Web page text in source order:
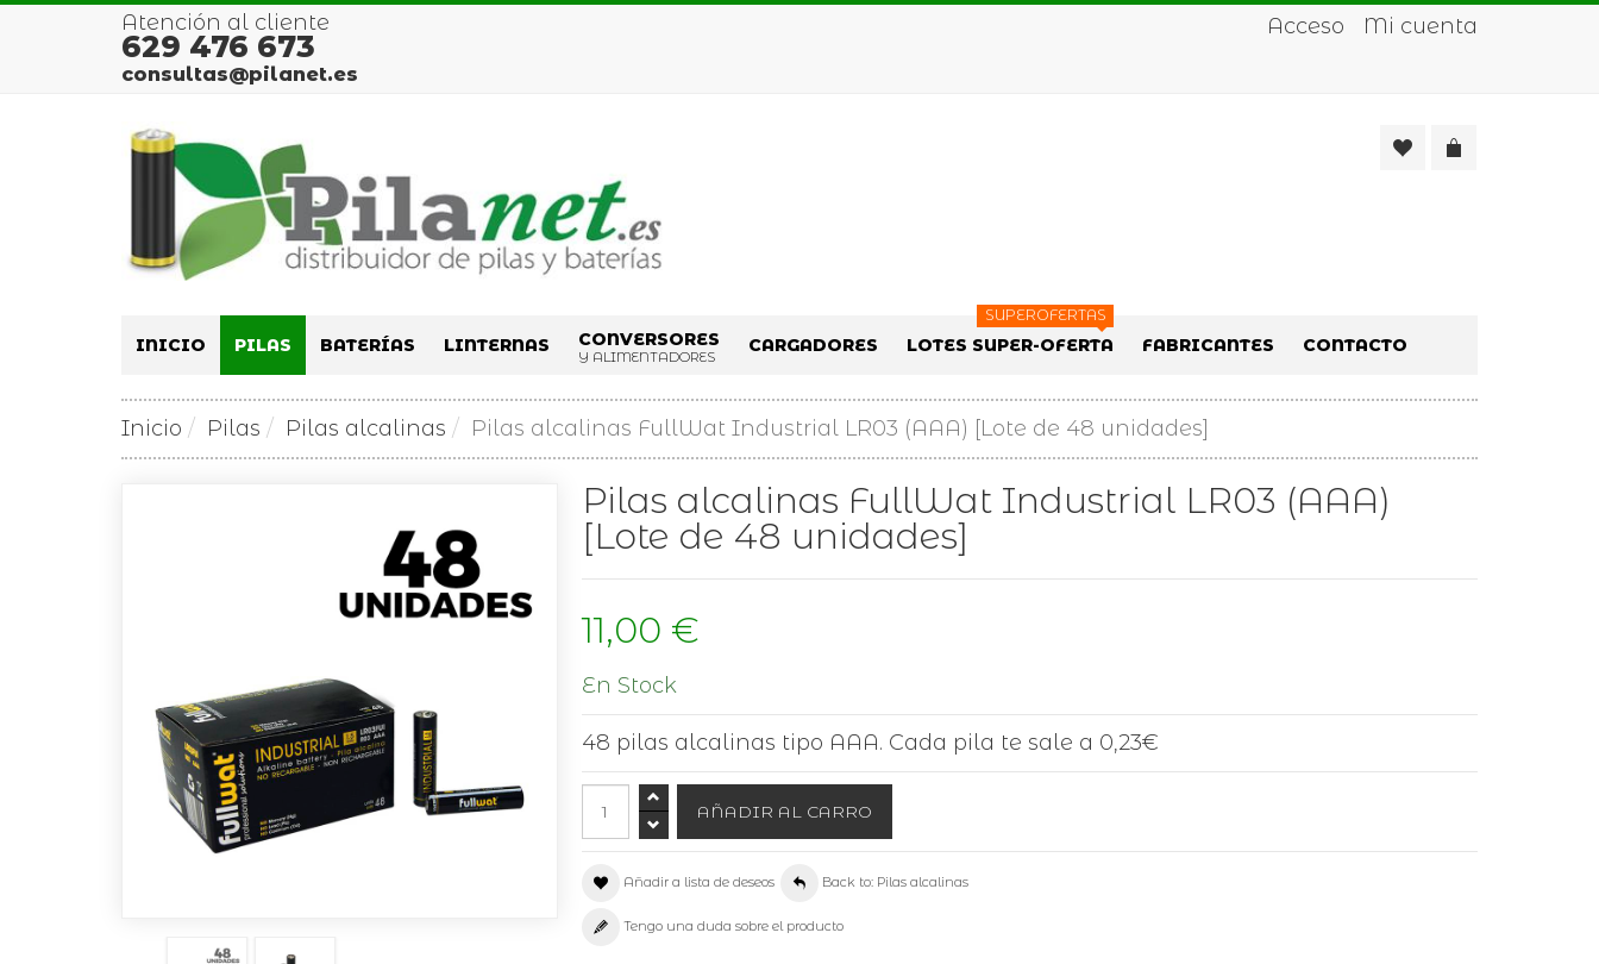
Atención al cliente
629 476 673
consultas@pilanet.es
Acceso Mi cuenta
INICIO PILAS BATERÍAS LINTERNAS CONVERSORES
Y ALIMENTADORES
CARGADORES LOTES SUPER-OFERTA
SUPEROFERTAS
FABRICANTES CONTACTO
Inicio Pilas Pilas alcalinas Pilas alcalinas FullWat Industrial LR03 (AAA) [Lote de 48 unidades]
Pilas alcalinas FullWat Industrial LR03 (AAA)
[Lote de 48 unidades]
11,00 €
En Stock
48 pilas alcalinas tipo AAA. Cada pila te sale a 0,23€
Añadir a lista de deseos Back to: Pilas alcalinas
Tengo una duda sobre el producto